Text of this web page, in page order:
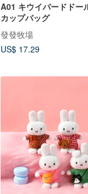
A01 キウイバードドー
カップバッグ
發發牧場
US$ 17.29